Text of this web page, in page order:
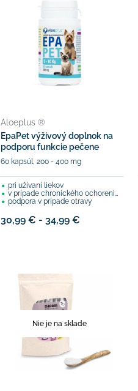
Aloeplus ®
EpaPet výživový doplnok na
podporu funkcie pečene
60 kapsúl, 200 - 400 mg
pri užívaní liekov
v prípade chronického ochorenia pečene
podpora v prípade otravy
30,99 € - 34,99 €
Nie je na sklade